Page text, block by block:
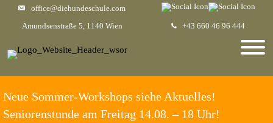
office@diehundeschule.com
+43 660 46 96 444
Amundsenstraße 5, 1140 Wien
Neue Sommer-Workshops siehe Aktuelles!
Seniorenstunde am Freitag 14.08. – 18 Uhr!